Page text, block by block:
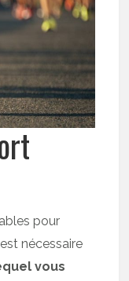
pour
nécessaire
vous